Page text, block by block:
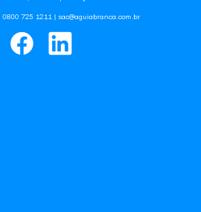
0800 725 1211 | sac@aguiabranca.com.br